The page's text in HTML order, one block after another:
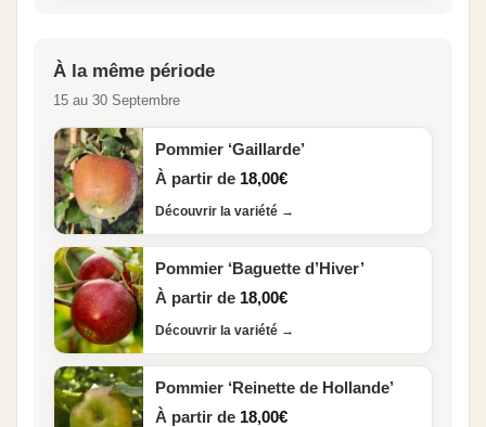
À la même période
15 au 30 Septembre
Pommier ‘Gaillarde’
À partir de 18,00€
Découvrir la variété →
Pommier ‘Baguette d’Hiver’
À partir de 18,00€
Découvrir la variété →
Pommier ‘Reinette de Hollande’
À partir de 18,00€